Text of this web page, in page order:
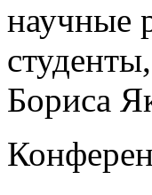
научные
Бориса